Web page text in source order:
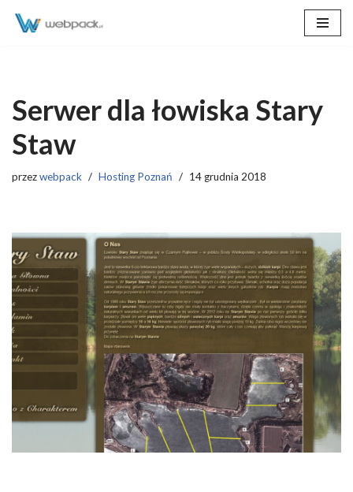
Serwer dla łowiska Stary
Staw
przezwebpack Hosting Poznań 14 grudnia 2018